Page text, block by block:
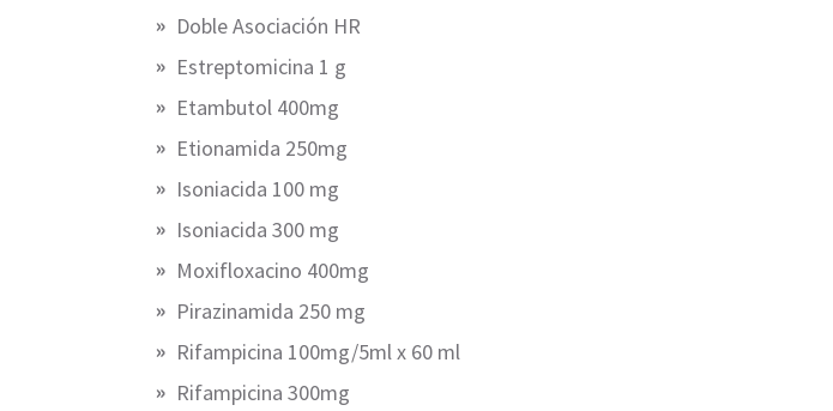
Doble Asociación HR
Estreptomicina 1 g
Etambutol 400mg
Etionamida 250mg
Isoniacida 100 mg
Isoniacida 300 mg
Moxifloxacino 400mg
Pirazinamida 250 mg
Rifampicina 100mg/5ml x 60 ml
Rifampicina 300mg